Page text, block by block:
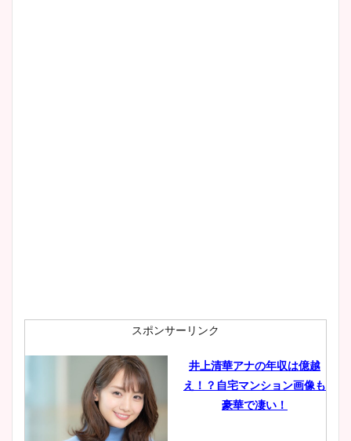
肉も凄い！
鈴木唯の太ってた時の体重が
ヤバすぎww原因や痩せたダ
スポンサーリンク
井上清華アナの年収は億越
え！？自宅マンション画像も
豪華で凄い！